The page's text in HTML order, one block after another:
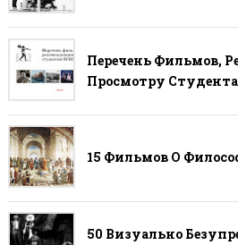
Перечень Фильмов,
Просмотру
15 Фильмов О
50 Визуально